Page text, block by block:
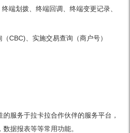
端划拨、终端回调、终端变更记录、
CBC)、实施交易查询（商户号）
服务于拉卡拉合作伙伴的服务平台，
据报表等等常用功能。